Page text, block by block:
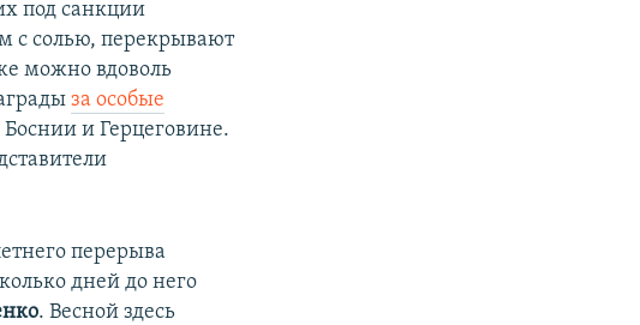
под санкции
с солью, перекрывают
можно вдоволь
за особые
Боснии и Герцеговине.
перерыва
дней до него
. Весной здесь